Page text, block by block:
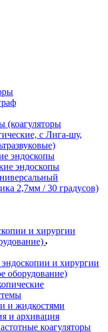
с Лига-шу,
эндоскопы
эндоскопы
2,7мм / 30 градусов)
и хирургии
и хирургии
оборудование)
и жидкостями
и архивация
коагуляторы